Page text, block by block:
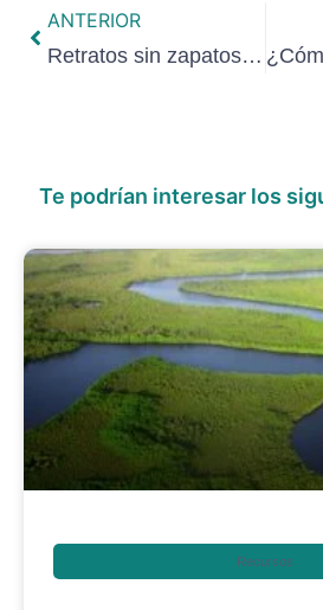
ANTERIOR
Retratos sin zapatos para activar la empatía
Te podrían interesar los
Recursos